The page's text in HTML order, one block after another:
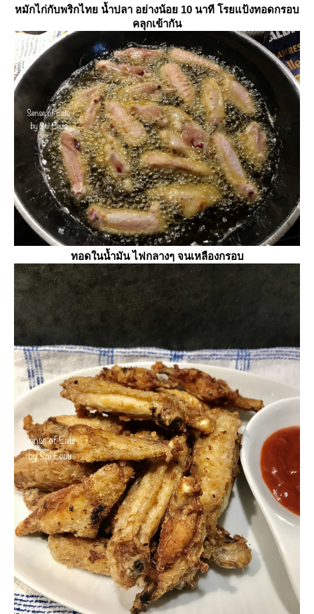
หมักไก่กับพริกไทย น้ำปลา อย่างน้อย 10 นาที โรยแป้งทอดกรอบ
คลุกเข้ากัน
ทอดในน้ำมัน ไฟกลางๆ จนเหลืองกรอบ